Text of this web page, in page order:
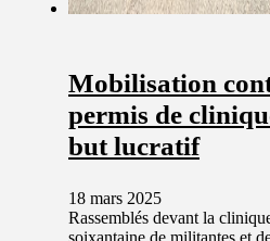
Mobilisation
permis de
but lucratif
18 mars 2025
Rassemblés devant la
soixantaine de militantes et